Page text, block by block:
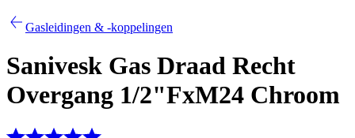
Gasleidingen & -koppelingen
Sanivesk Gas Draad Recht
Overgang 1/2"FxM24 Chroom